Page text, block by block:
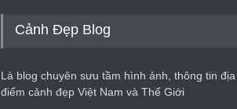
Cảnh Đẹp Blog
Là blog chuyên sưu tầm hình ảnh, thông tin địa
điểm cảnh đẹp Việt Nam và Thế Giới